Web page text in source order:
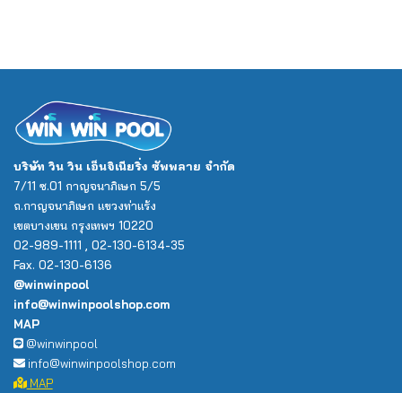
บริษัท วิน วิน เอ็นจิเนียริ่ง ซัพพลาย จำกัด
7/11 ซ.01 กาญจนาภิเษก 5/5
ถ.กาญจนาภิเษก แขวงท่าแร้ง
เขตบางเขน กรุงเทพฯ 10220
02-989-1111 , 02-130-6134-35
Fax. 02-130-6136
@winwinpool
info@winwinpoolshop.com
MAP
@winwinpool
info@winwinpoolshop.com
MAP